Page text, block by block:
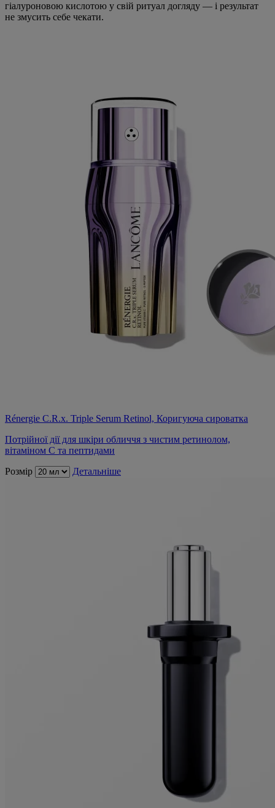
гіалуроновою кислотою у свій ритуал догляду — і результат
не змусить себе чекати.
Rénergie C.R.x. Triple Serum Retinol, Коригуюча сироватка
Потрійної дії для шкіри обличчя з чистим ретинолом,
вітаміном С та пептидами
Розмір
Детальніше